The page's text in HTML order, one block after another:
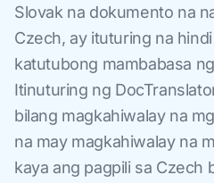
Slovak na dokumento na
Czech, ay ituturing na
katutubong mambabasa
Itinuturing ng
bilang magkahiwalay na
na may magkahiwalay na
kaya ang pagpili sa Czech